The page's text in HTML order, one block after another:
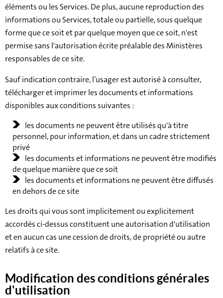
éléments ou les Services. De plus, aucune reproduction des
informations ou Services, totale ou partielle, sous quelque
forme que ce soit et par quelque moyen que ce soit, n'est
permise sans l'autorisation écrite préalable des Ministères
responsables de ce site.
Sauf indication contraire, l’usager est autorisé à consulter,
télécharger et imprimer les documents et informations
disponibles aux conditions suivantes :
les documents ne peuvent être utilisés qu'à titre
personnel, pour information, et dans un cadre strictement
privé
les documents et informations ne peuvent être modifiés
de quelque manière que ce soit
les documents et informations ne peuvent être diffusés
en dehors de ce site
Les droits qui vous sont implicitement ou explicitement
accordés ci-dessus constituent une autorisation d'utilisation
et en aucun cas une cession de droits, de propriété ou autre
relatifs à ce site.
Modification des conditions générales
d'utilisation